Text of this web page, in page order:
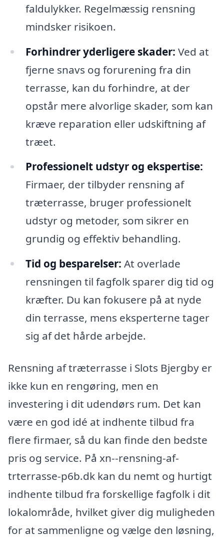
faldulykker. Regelmæssig rensning
mindsker risikoen.
Forhindrer yderligere skader: Ved at
fjerne snavs og forurening fra din
terrasse, kan du forhindre, at der
opstår mere alvorlige skader, som kan
kræve reparation eller udskiftning af
træet.
Professionelt udstyr og ekspertise:
Firmaer, der tilbyder rensning af
træterrasse, bruger professionelt
udstyr og metoder, som sikrer en
grundig og effektiv behandling.
Tid og besparelser: At overlade
rensningen til fagfolk sparer dig tid og
kræfter. Du kan fokusere på at nyde
din terrasse, mens eksperterne tager
sig af det hårde arbejde.
Rensning af træterrasse i Slots Bjergby er
ikke kun en rengøring, men en
investering i dit udendørs rum. Det kan
være en god idé at indhente tilbud fra
flere firmaer, så du kan finde den bedste
pris og service. På xn--rensning-af-
trterrasse-p6b.dk kan du nemt og hurtigt
indhente tilbud fra forskellige fagfolk i dit
lokalområde, hvilket giver dig muligheden
for at sammenligne og vælge den løsning,